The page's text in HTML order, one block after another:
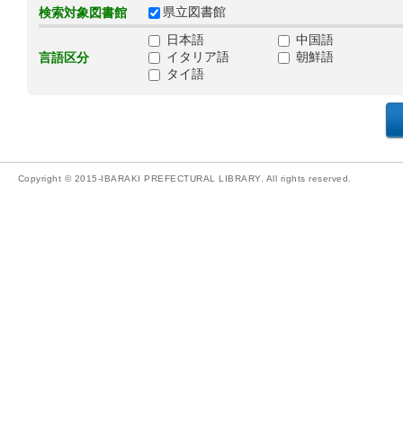
検索対象図書館 県立図書館
言語区分
日本語
中国語
イタリア語
朝鮮語
タイ語
Copyright © 2015-IBARAKI PREFECTURAL LIBRARY. All rights reserved.